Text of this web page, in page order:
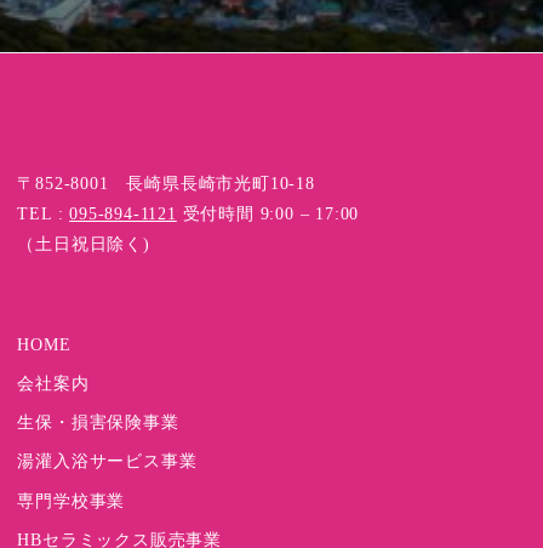
〒852-8001 長崎県長崎市光町10-18
TEL :095-894-1121 受付時間 9:00 – 17:00
（土日祝日除く)
HOME
会社案内
生保・損害保険事業
湯灌入浴サービス事業
専門学校事業
HBセラミックス販売事業